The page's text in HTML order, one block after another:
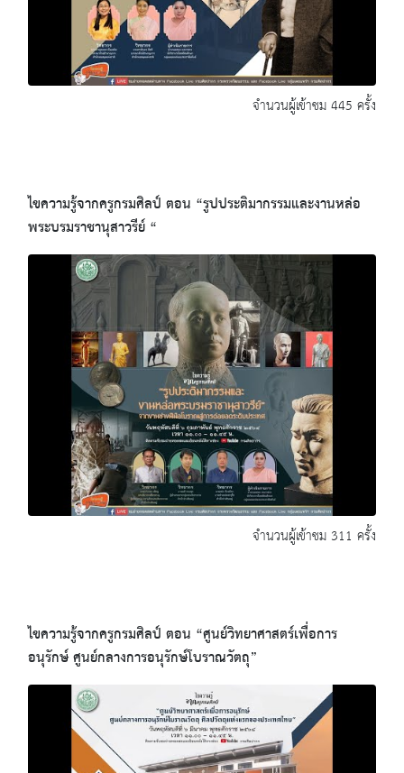
จำนวนผู้เข้าชม 445 ครั้ง
ไขความรู้จากครูกรมศิลป์ ตอน “รูปประติมากรรมและงานหล่อ
พระบรมราชานุสาวรีย์ “
จำนวนผู้เข้าชม 311 ครั้ง
ไขความรู้จากครูกรมศิลป์ ตอน “ศูนย์วิทยาศาสตร์เพื่อการ
อนุรักษ์ ศูนย์กลางการอนุรักษ์โบราณวัตถุ”